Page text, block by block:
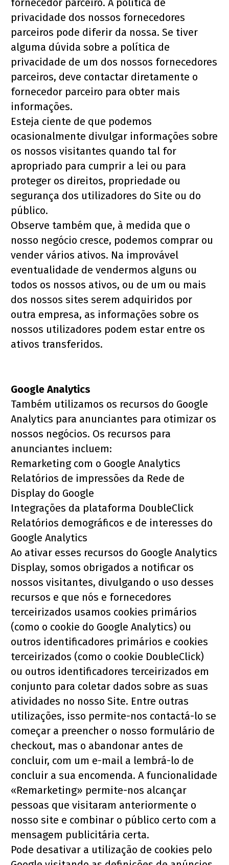
fornecedor parceiro. A política de
privacidade dos nossos fornecedores
parceiros pode diferir da nossa. Se tiver
alguma dúvida sobre a política de
privacidade de um dos nossos fornecedores
parceiros, deve contactar diretamente o
fornecedor parceiro para obter mais
informações.
Esteja ciente de que podemos
ocasionalmente divulgar informações sobre
os nossos visitantes quando tal for
apropriado para cumprir a lei ou para
proteger os direitos, propriedade ou
segurança dos utilizadores do Site ou do
público.
Observe também que, à medida que o
nosso negócio cresce, podemos comprar ou
vender vários ativos. Na improvável
eventualidade de vendermos alguns ou
todos os nossos ativos, ou de um ou mais
dos nossos sites serem adquiridos por
outra empresa, as informações sobre os
nossos utilizadores podem estar entre os
ativos transferidos.
Google Analytics
Também utilizamos os recursos do Google
Analytics para anunciantes para otimizar os
nossos negócios. Os recursos para
anunciantes incluem:
Remarketing com o Google Analytics
Relatórios de impressões da Rede de
Display do Google
Integrações da plataforma DoubleClick
Relatórios demográficos e de interesses do
Google Analytics
Ao ativar esses recursos do Google Analytics
Display, somos obrigados a notificar os
nossos visitantes, divulgando o uso desses
recursos e que nós e fornecedores
terceirizados usamos cookies primários
(como o cookie do Google Analytics) ou
outros identificadores primários e cookies
terceirizados (como o cookie DoubleClick)
ou outros identificadores terceirizados em
conjunto para coletar dados sobre as suas
atividades no nosso Site. Entre outras
utilizações, isso permite-nos contactá-lo se
começar a preencher o nosso formulário de
checkout, mas o abandonar antes de
concluir, com um e-mail a lembrá-lo de
concluir a sua encomenda. A funcionalidade
«Remarketing» permite-nos alcançar
pessoas que visitaram anteriormente o
nosso site e combinar o público certo com a
mensagem publicitária certa.
Pode desativar a utilização de cookies pelo